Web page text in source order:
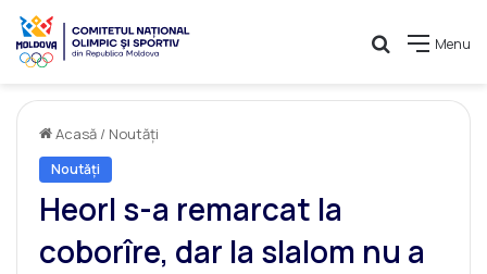
Menu
Caută
Acasă / Noutăți
Noutăți
Heorl s-a remarcat la
coborîre, dar la slalom nu a